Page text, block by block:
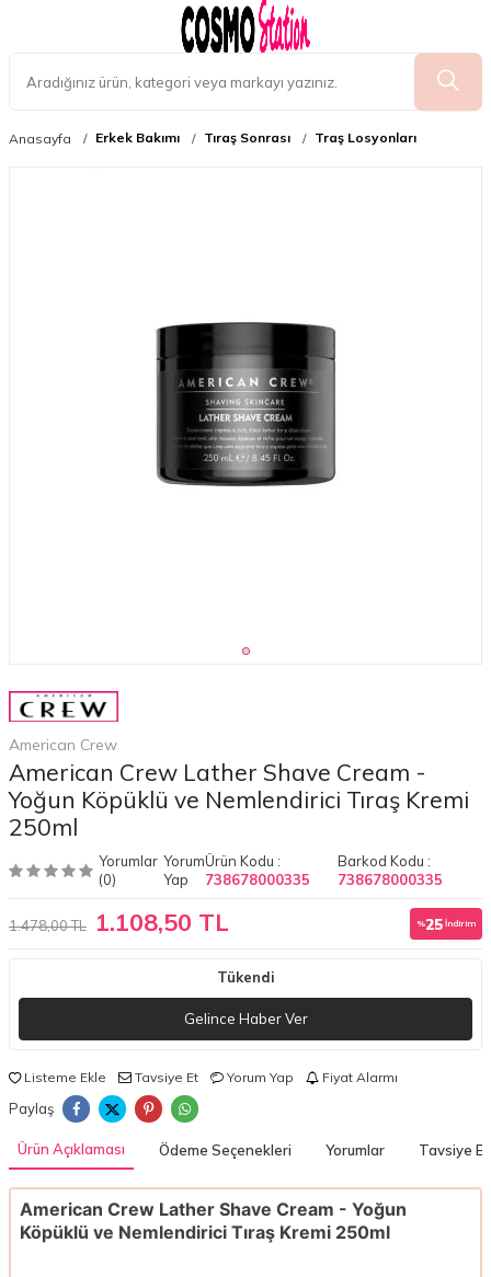
Anasayfa Erkek Bakımı Tıraş Sonrası Traş Losyonları
American Crew
American Crew Lather Shave Cream -
Yoğun Köpüklü ve Nemlendirici Tıraş Kremi
250ml
Yorumlar
(0)
Yorum
Yap
Ürün Kodu :
738678000335
Barkod Kodu :
738678000335
1.478,00 TL 1.108,50 TL %25 İndirim
Tükendi
Gelince Haber Ver
Listeme Ekle Tavsiye Et Yorum Yap Fiyat Alarmı
Paylaş
Ürün Açıklaması Ödeme Seçenekleri Yorumlar Tavsiye Et
American Crew Lather Shave Cream - Yoğun
Köpüklü ve Nemlendirici Tıraş Kremi 250ml